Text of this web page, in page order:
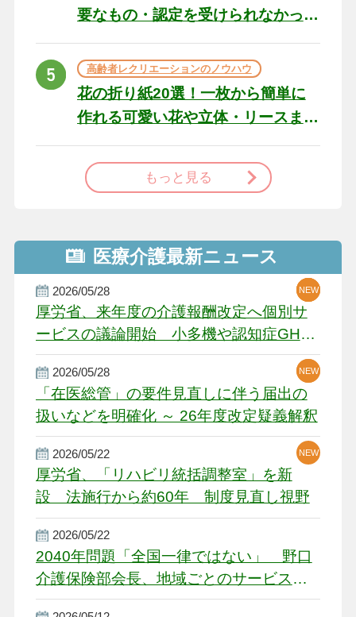
要なもの・認定を受けられなかっ
高齢者レクリエーションのノウハウ
花の折り紙20選！一枚から簡単に
作れる可愛い花や立体・リースま
もっと見る
医療介護最新ニュース
2026/05/28
厚労省、来年度の介護報酬改定へ個別サ
ービスの議論開始 小多機や認知症GH、
厳しい経営環境に危機感
NEW
NEW
NEW
2026/05/28
「在医総管」の要件見直しに伴う届出の
扱いなどを明確化 ～ 26年度改定疑義解釈
NEW
NEW
2026/05/22
厚労省、「リハビリ統括調整室」を新
設 法施行から約60年 制度見直し視野
NEW
2026/05/22
2040年問題「全国一律ではない」 野口
介護保険部会長、地域ごとのサービス基
盤整備を促す